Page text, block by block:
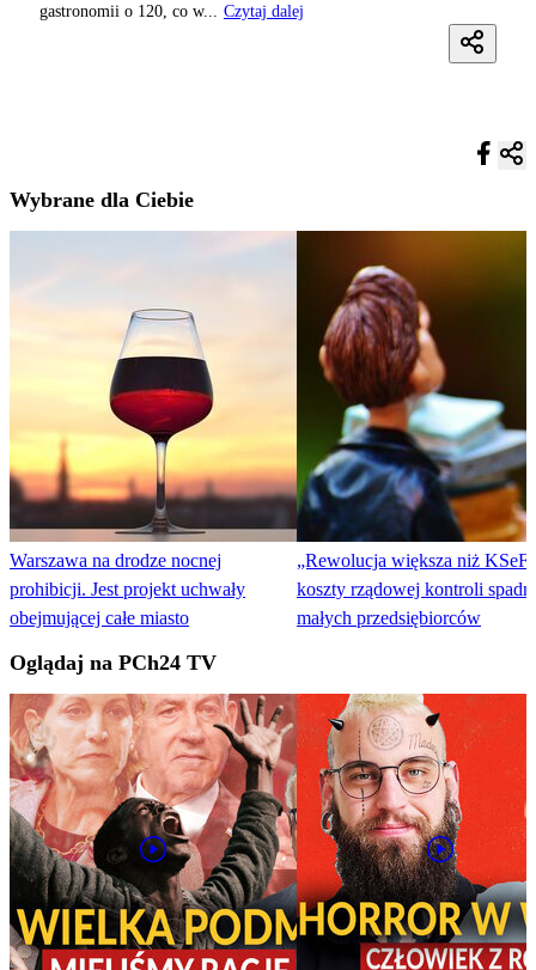
gastronomii o 120, co w...
Czytaj dalej
Wybrane dla Ciebie
Warszawa na drodze nocnej
prohibicji. Jest projekt uchwały
obejmującej całe miasto
„Rewolucja większa niż
koszty rządowej kontroli
małych przedsiębiorców
Oglądaj na PCh24 TV